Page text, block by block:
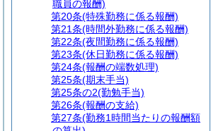
職員の報酬)
第20条(特殊勤務に係る報酬)
第21条(時間外勤務に係る報酬)
第22条(夜間勤務に係る報酬)
第23条(休日勤務に係る報酬)
第24条(報酬の端数処理)
第25条(期末手当)
第25条の2(勤勉手当)
第26条(報酬の支給)
第27条(勤務1時間当たりの報酬額